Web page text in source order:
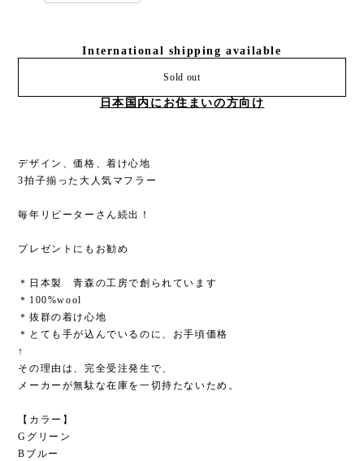
International shipping available
Sold out
日本国内にお住まいの方向け
デザイン、価格、着け心地
3拍子揃った大人気マフラー
毎年リピーターさん続出！
プレゼントにもお勧め
＊日本製 青森の工房で創られています
＊100%wool
＊抜群の着け心地
＊とても手が込んでいるのに、お手頃価格
↑
その理由は、完全受注発生で、
メーカーが無駄な在庫を一切持たないため。
【カラー】
Gグリーン
Bブルー